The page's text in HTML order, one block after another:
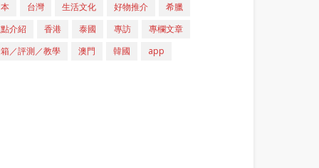
台灣 生活文化 好物推介
希臘
介紹
香港 泰國 專訪
專欄文章
／評測／教學
澳門 韓國 app